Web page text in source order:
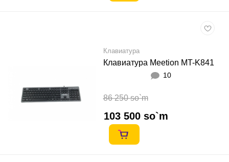
Клавиатура
Клавиатура Meetion MT-K841
10
86 250 so`m
103 500 so`m